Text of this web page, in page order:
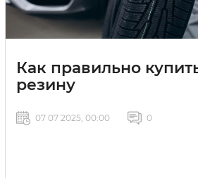
Как правильно
резину
07 07 2025, 00:00 0